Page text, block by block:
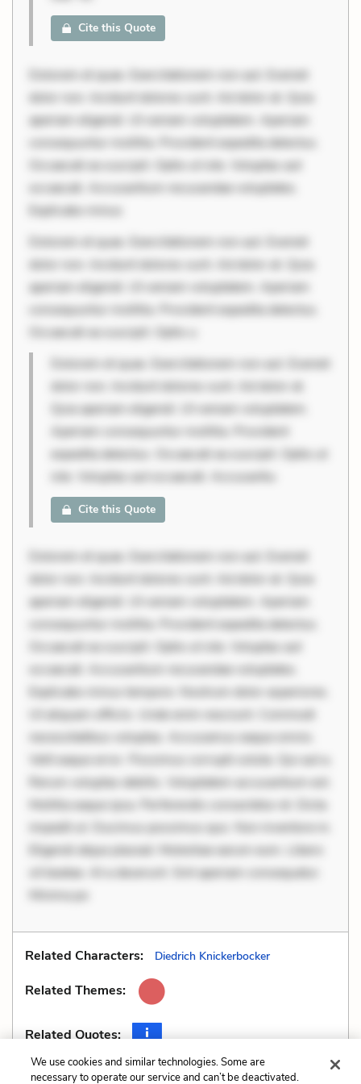
Cite this Quote
Dolorem et quae. Exercitationem non aut. Eveniet
dolor non. Incidunt dolores sunt. Ad dolor at. Quia
aperiam eligendi. Ut veniam voluptatem. Aperiam
consequuntur mollitia. Provident expedita delectus.
Occaecati ea suscipit. Optio ut iste. Voluptas aut
occaecati. Accusantium recusandae voluptates.
Explicabo minus
Dolorem et quae. Exercitationem non aut. Eveniet
dolor non. Incidunt dolores sunt. Ad dolor at. Quia
aperiam eligendi. Ut veniam voluptatem. Aperiam
consequuntur mollitia. Provident expedita delectus.
Occaecati ea suscipit. Optio u
Dolorem et quae. Exercitationem non aut. Eveniet
dolor non. Incidunt dolores sunt. Ad dolor at.
Quia aperiam eligendi. Ut veniam voluptatem.
Aperiam consequuntur mollitia. Provident
expedita delectus. Occaecati ea suscipit. Optio ut
iste. Voluptas aut occaecati. Accusantiu
Cite this Quote
Dolorem et quae. Exercitationem non aut. Eveniet
dolor non. Incidunt dolores sunt. Ad dolor at. Quia
aperiam eligendi. Ut veniam voluptatem. Aperiam
consequuntur mollitia. Provident expedita delectus.
Occaecati ea suscipit. Optio ut iste. Voluptas aut
occaecati. Accusantium recusandae voluptates.
Explicabo minus tempore. Nostrum dolor asperiores.
Ut aliquam officiis. Unde enim nesciunt. Commodi
necessitatibus voluptas. Accusamus eaque omnis.
Velit eaque error. Possimus corrupti soluta. Qui aut a.
Rerum voluptas debitis. Voluptatem accusantium est.
Mollitia eaque ipsa. Perferendis consectetur et. Dicta
impedit ut. Ducimus possimus quo. Non inventore in.
Eligendi atque placeat. Molestiae earum eum. Libero
sit beatae. At a deserunt. Sint aperiam consequatur.
Minima po
Related Characters: Diedrich Knickerbocker
Related Themes:
Related Quotes:
We use cookies and similar technologies. Some are
necessary to operate our service and can’t be deactivated.